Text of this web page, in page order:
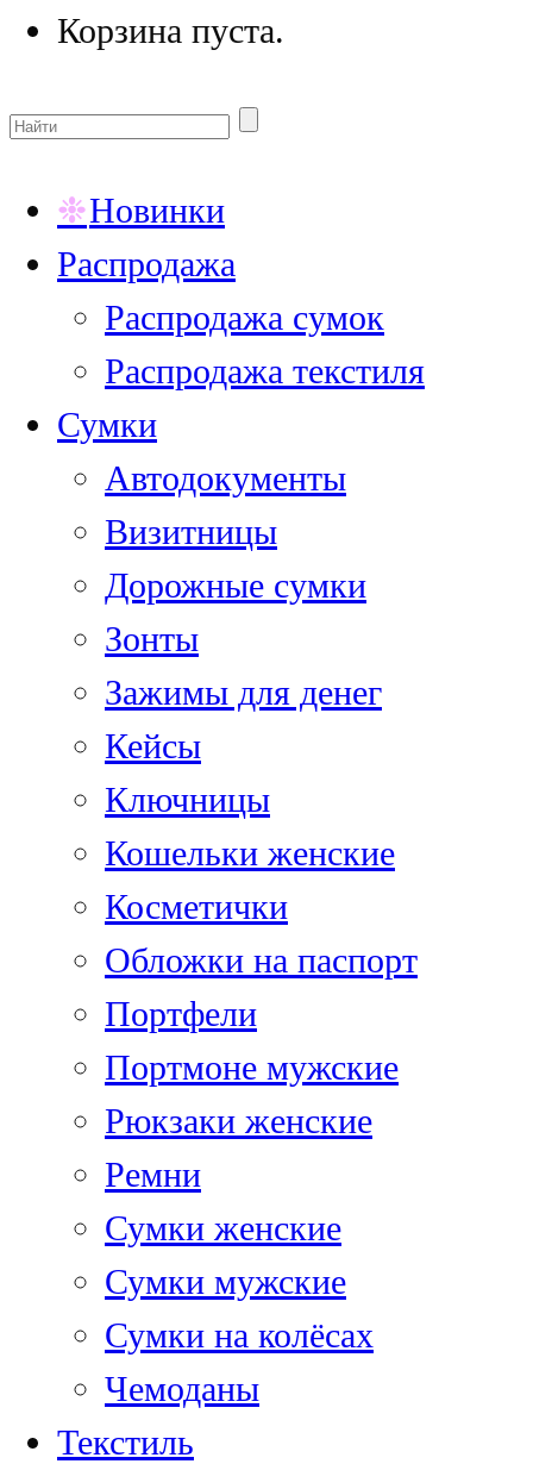
Корзина пуста.
Новинки
Распродажа
Распродажа сумок
Распродажа текстиля
Сумки
Автодокументы
Визитницы
Дорожные сумки
Зонты
Зажимы для денег
Кейсы
Ключницы
Кошельки женские
Косметички
Обложки на паспорт
Портфели
Портмоне мужские
Рюкзаки женские
Ремни
Сумки женские
Сумки мужские
Сумки на колёсах
Чемоданы
Текстиль